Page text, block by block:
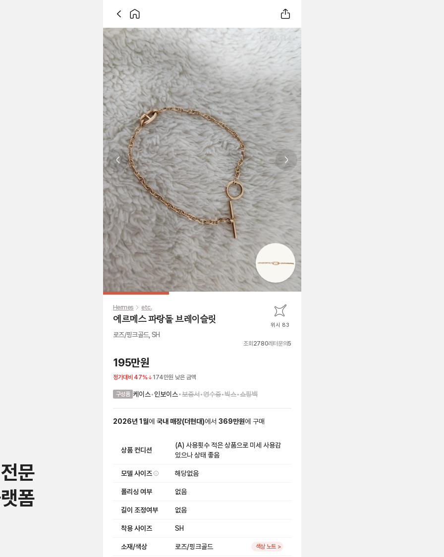
문
폼
Previous slide Next slide
Hermes etc.
에르메스 파랑돌 브레이슬릿 위시 83
로즈/핑크골드, SH
조회 2780레터문의5
195만원
정가대비 47% 174만원 낮은 금액
구성품 케이스•인보이스•보증서•영수증•박스•쇼핑백
2026년 1 월에 국내 매장(더현대)에서 369만원에 구매
상품 컨디션
(A) 사용횟수 적은 상품으로 미세 사용감
있으나 상태 좋음
모델 사이즈 해당없음
폴리싱 여부 없음
길이 조정여부 없음
착용 사이즈 SH
소재/색상 로즈/핑크골드 색상 노트 >